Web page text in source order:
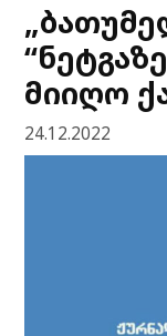
მიიღო
24.12.2022